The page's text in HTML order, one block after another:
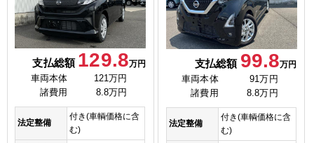
支払総額 129.8万円
車両本体
121万円
諸費用
8.8万円
法定整備
付き(車輌価格に含
む)
支払総額 99.8万円
車両本体
91万円
諸費用
8.8万円
法定整備
付き(車輌価格に含
む)